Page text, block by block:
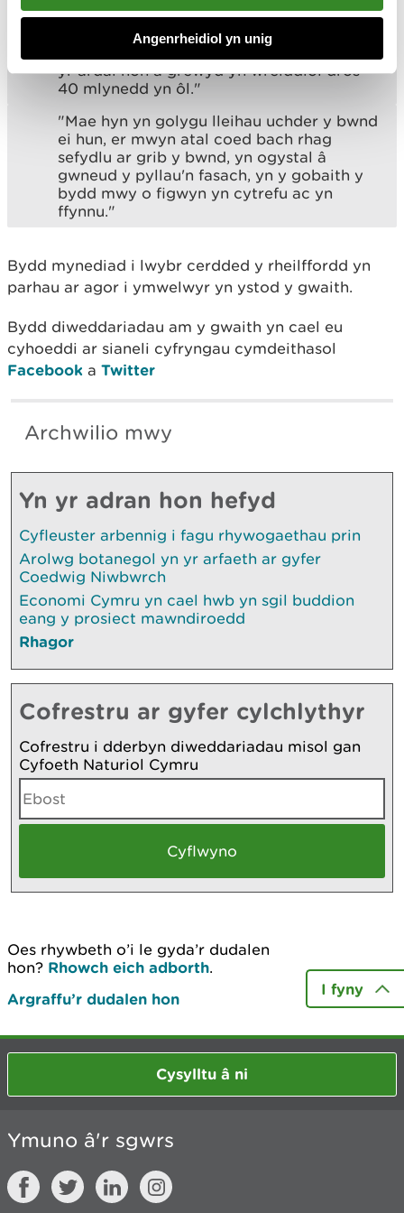
Angenrheidiol yn unig
ogystal â chreu'r byndiau cyfuchlinol isel,
byddwn hefyd yn gwneud rhywfaint o
waith proffilio ar y byndiau mwy o faint yn
yr ardal hon a grëwyd yn wreiddiol dros
40 mlynedd yn ôl."
"Mae hyn yn golygu lleihau uchder y bwnd
ei hun, er mwyn atal coed bach rhag
sefydlu ar grib y bwnd, yn ogystal â
gwneud y pyllau'n fasach, yn y gobaith y
bydd mwy o figwyn yn cytrefu ac yn
ffynnu."
Bydd mynediad i lwybr cerdded y rheilffordd yn
parhau ar agor i ymwelwyr yn ystod y gwaith.
Bydd diweddariadau am y gwaith yn cael eu
cyhoeddi ar sianeli cyfryngau cymdeithasol
Facebook a Twitter
Archwilio mwy
Yn yr adran hon hefyd
Cyfleuster arbennig i fagu rhywogaethau prin
Arolwg botanegol yn yr arfaeth ar gyfer
Coedwig Niwbwrch
Economi Cymru yn cael hwb yn sgil buddion
eang y prosiect mawndiroedd
Rhagor
Cofrestru ar gyfer cylchlythyr
Cofrestru i dderbyn diweddariadau misol gan
Cyfoeth Naturiol Cymru
Oes rhywbeth o’i le gyda’r dudalen
hon? Rhowch eich adborth.
Argraffu’r dudalen hon
I fyny
Cysylltu â ni
Ymuno â'r sgwrs